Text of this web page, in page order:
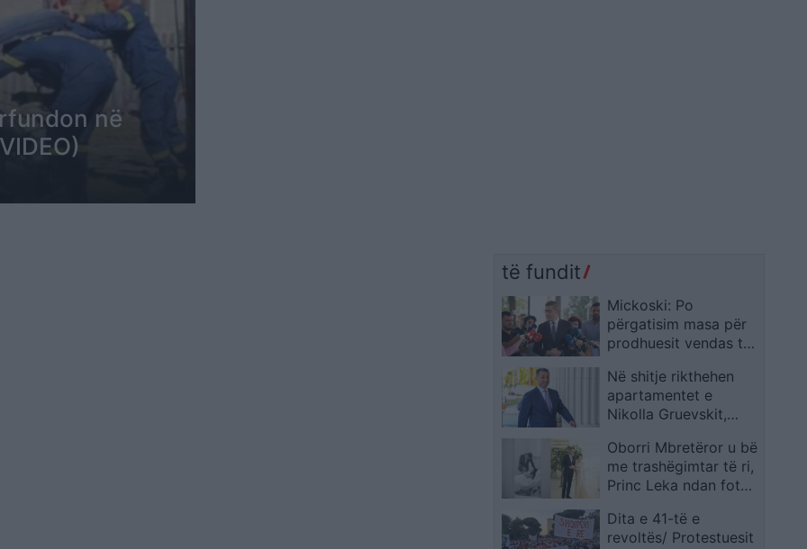
në
të fundit
Mickoski: Po
përgatisim masa për
prodhuesit vendas të
më të forta për
importin
Në shitje rikthehen
apartamentet e
Nikolla Gruevskit,
metër katror kalon
3.400 euro
Oborri Mbretëror u bë
me trashëgimtar të ri,
Princ Leka ndan foton
dhe Princeshë Blertën:
Kënaqësi e veçantë
Dita e 41-të e
revoltës/ Protestuesit